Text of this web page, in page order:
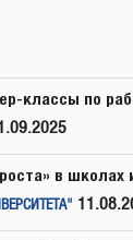
классы по
в школах